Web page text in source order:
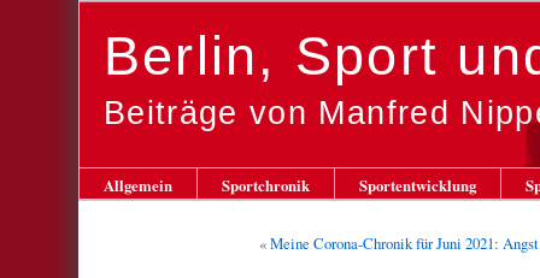
Berlin, Sport
Beiträge von Manfred
Allgemein Sportchronik Sportentwicklung
«Meine Corona-Chronik für Juni 2021: